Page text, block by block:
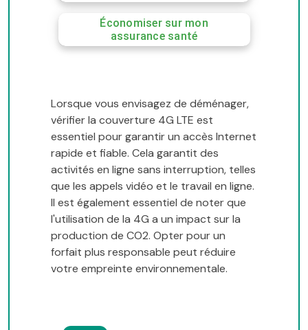
Économiser sur mon
assurance santé
Lorsque vous envisagez de déménager,
vérifier la couverture 4G LTE est
essentiel pour garantir un accès Internet
rapide et fiable. Cela garantit des
activités en ligne sans interruption, telles
que les appels vidéo et le travail en ligne.
Il est également essentiel de noter que
l'utilisation de la 4G a un impact sur la
production de CO2. Opter pour un
forfait plus responsable peut réduire
votre empreinte environnementale.